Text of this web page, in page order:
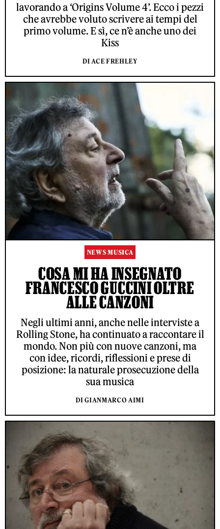
lavorando a ‘Origins Volume 4’. Ecco i pezzi
che avrebbe voluto scrivere ai tempi del
primo volume. E sì, ce n’è anche uno dei
Kiss
DI ACE FREHLEY
NEWS MUSICA
COSA MI HA INSEGNATO
FRANCESCO GUCCINI OLTRE
ALLE CANZONI
Negli ultimi anni, anche nelle interviste a
Rolling Stone, ha continuato a raccontare il
mondo. Non più con nuove canzoni, ma
con idee, ricordi, riflessioni e prese di
posizione: la naturale prosecuzione della
sua musica
DI GIANMARCO AIMI